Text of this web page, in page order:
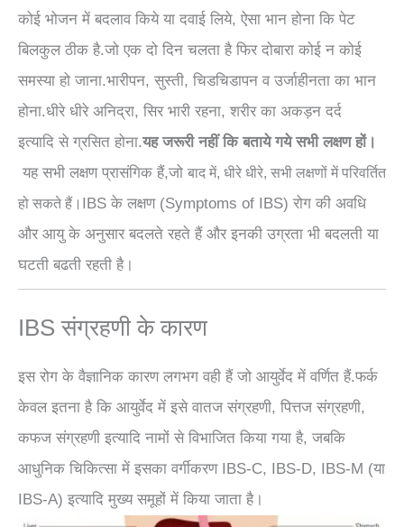
कोई भोजन में बदलाव किये या दवाई लिये, ऐसा भान होना कि पेट
बिलकुल ठीक है.जो एक दो दिन चलता है फिर दोबारा कोई न कोई
समस्या हो जाना.भारीपन, सुस्ती, चिडचिडापन व उर्जाहीनता का भान
होना.धीरे धीरे अनिद्रा, सिर भारी रहना, शरीर का अकड़न दर्द
इत्यादि से ग्रसित होना.यह जरूरी नहीं कि बताये गये सभी लक्षण हों।
यह सभी लक्षण प्रासंगिक हैं,जो बाद में, धीरे धीरे, सभी लक्षणों में परिवर्तित
हो सकते हैं।
IBS के लक्षण (Symptoms of IBS) रोग की अवधि
और आयु के अनुसार बदलते रहते हैं और इनकी उग्रता भी बदलती या
घटती बढती रहती है।
IBS संग्रहणी के कारण
इस रोग के वैज्ञानिक कारण लगभग वही हैं जो आयुर्वेद में वर्णित हैं.फर्क
केवल इतना है कि आयुर्वेद में इसे वातज संग्रहणी, पित्तज संग्रहणी,
कफज संग्रहणी इत्यादि नामों से विभाजित किया गया है, जबकि
आधुनिक चिकित्सा में इसका वर्गीकरण IBS-C, IBS-D, IBS-M (या
IBS-A) इत्यादि मुख्य समूहों में किया जाता है।